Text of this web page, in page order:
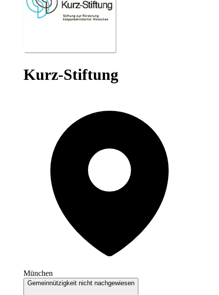
Kurz-Stiftung
München
Gemeinnützigkeit nicht nachgewiesen